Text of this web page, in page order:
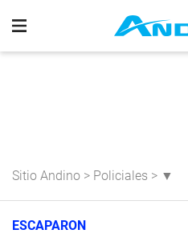
Sitio Andino > Policiales > ▼
ESCAPARON